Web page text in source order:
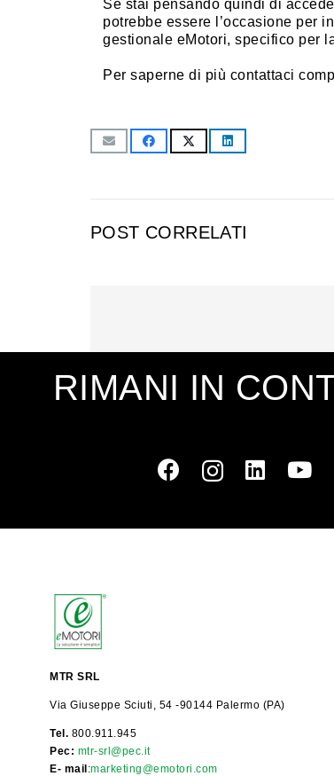
Se stai pensando quindi di
potrebbe essere l’occasione per
gestionale eMotori, specifico per
Per saperne di più contattaci
POST CORRELATI
RIMANI IN
MTR SRL
Via Giuseppe Sciuti, 54 -90144 Palermo (PA)
Tel. 800.911.945
Pec: mtr-srl@pec.it
E- mail:marketing@emotori.com